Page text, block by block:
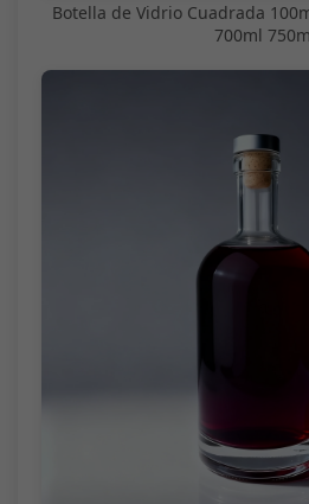
Botella de Vidrio Cuadrada
700ml